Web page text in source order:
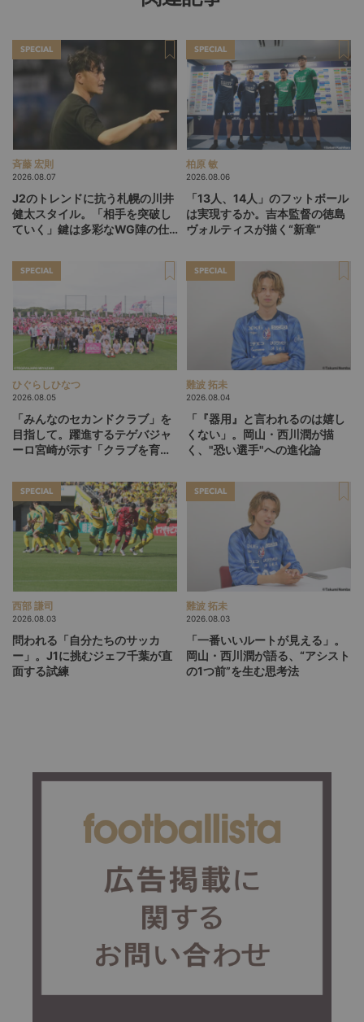
SPECIAL
斉藤 宏則
2026.08.07
J2のトレンドに抗う札幌の川井
健太スタイル。「相手を突破し
ていく」鍵は多彩なWG陣の仕
SPECIAL
柏原 敏
2026.08.06
「13人、14人」のフットボール
は実現するか。吉本監督の徳島
ヴォルティスが描く“新章”
SPECIAL
ひぐらしひなつ
2026.08.05
「みんなのセカンドクラブ」を
目指して。躍進するテゲバジャ
ーロ宮崎が示す「クラブを育て
SPECIAL
難波 拓未
2026.08.04
「『器用』と言われるのは嬉し
くない」。岡山・西川潤が描
く、"恐い選手"への進化論
SPECIAL
西部 謙司
2026.08.03
問われる「自分たちのサッカ
ー」。J1に挑むジェフ千葉が直
面する試練
SPECIAL
難波 拓未
2026.08.03
「一番いいルートが見える」。
岡山・西川潤が語る、“アシスト
の1つ前”を生む思考法